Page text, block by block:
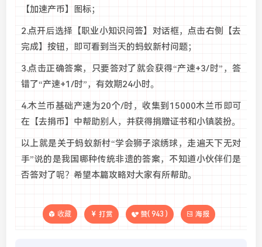
【加速产币】图标；
2.点开后选择【职业小知识问答】对话框，点击右侧【去
完成】按钮，即可看到当天的蚂蚁新村问题；
3.点击正确答案，只要答对了就会获得“产速+3/时”，答
错了“产速+1/时”，有效期24小时。
4.木兰币基础产速为20个/时，收集到15000木兰币即可
在【去捐币】中帮助别人，并获得捐赠证书和小镇装扮。
以上就是关于蚂蚁新村“学会狮子滚绣球，走遍天下无对
手”说的是我国哪种传统非遗的答案，不知道小伙伴们是
否答对了呢？希望本篇攻略对大家有所帮助。
收藏 打赏 赞( 943 ) 海报